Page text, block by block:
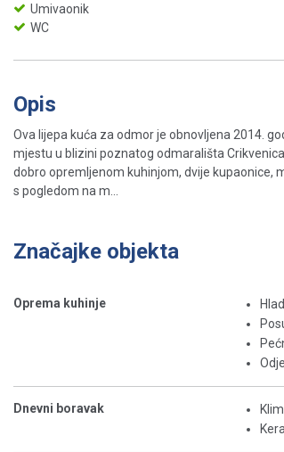
Umivaonik
WC
Opis
Ova lijepa kuća za odmor je obnovljena 2014.
mjestu u blizini poznatog odmarališta
dobro opremljenom kuhinjom, dvije kupaonice,
s pogledom na m...
Značajke objekta
Oprema kuhinje
Dnevni boravak